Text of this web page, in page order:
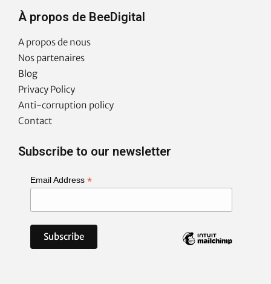
À propos de BeeDigital
A propos de nous
Nos partenaires
Blog
Privacy Policy
Anti-corruption policy
Contact
Subscribe to our newsletter
Email Address *